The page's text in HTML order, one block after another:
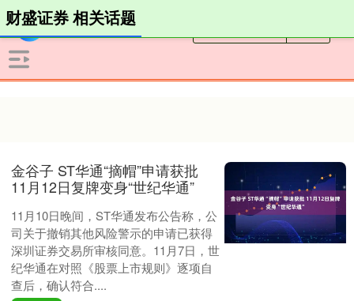
财盛证券 相关话题
金谷子 ST华通“摘帽”申请获批
11月12日复牌变身“世纪华通”
11月10日晚间，ST华通发布公告称，公
司关于撤销其他风险警示的申请已获得
深圳证券交易所审核同意。11月7日，世
纪华通在对照《股票上市规则》逐项自
查后，确认符合....